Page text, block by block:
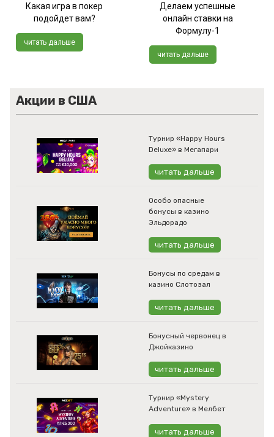
Какая игра в покер
подойдет вам?
читать дальше
Делаем успешные
онлайн ставки на
Формулу-1
читать дальше
Акции в США
Турнир «Happy Hours
Deluxe» в Мегапари
читать дальше
Особо опасные
бонусы в казино
Эльдорадо
читать дальше
Бонусы по средам в
казино Слотозал
читать дальше
Бонусный червонец в
Джойказино
читать дальше
Турнир «Mystery
Adventure» в Мелбет
читать дальше